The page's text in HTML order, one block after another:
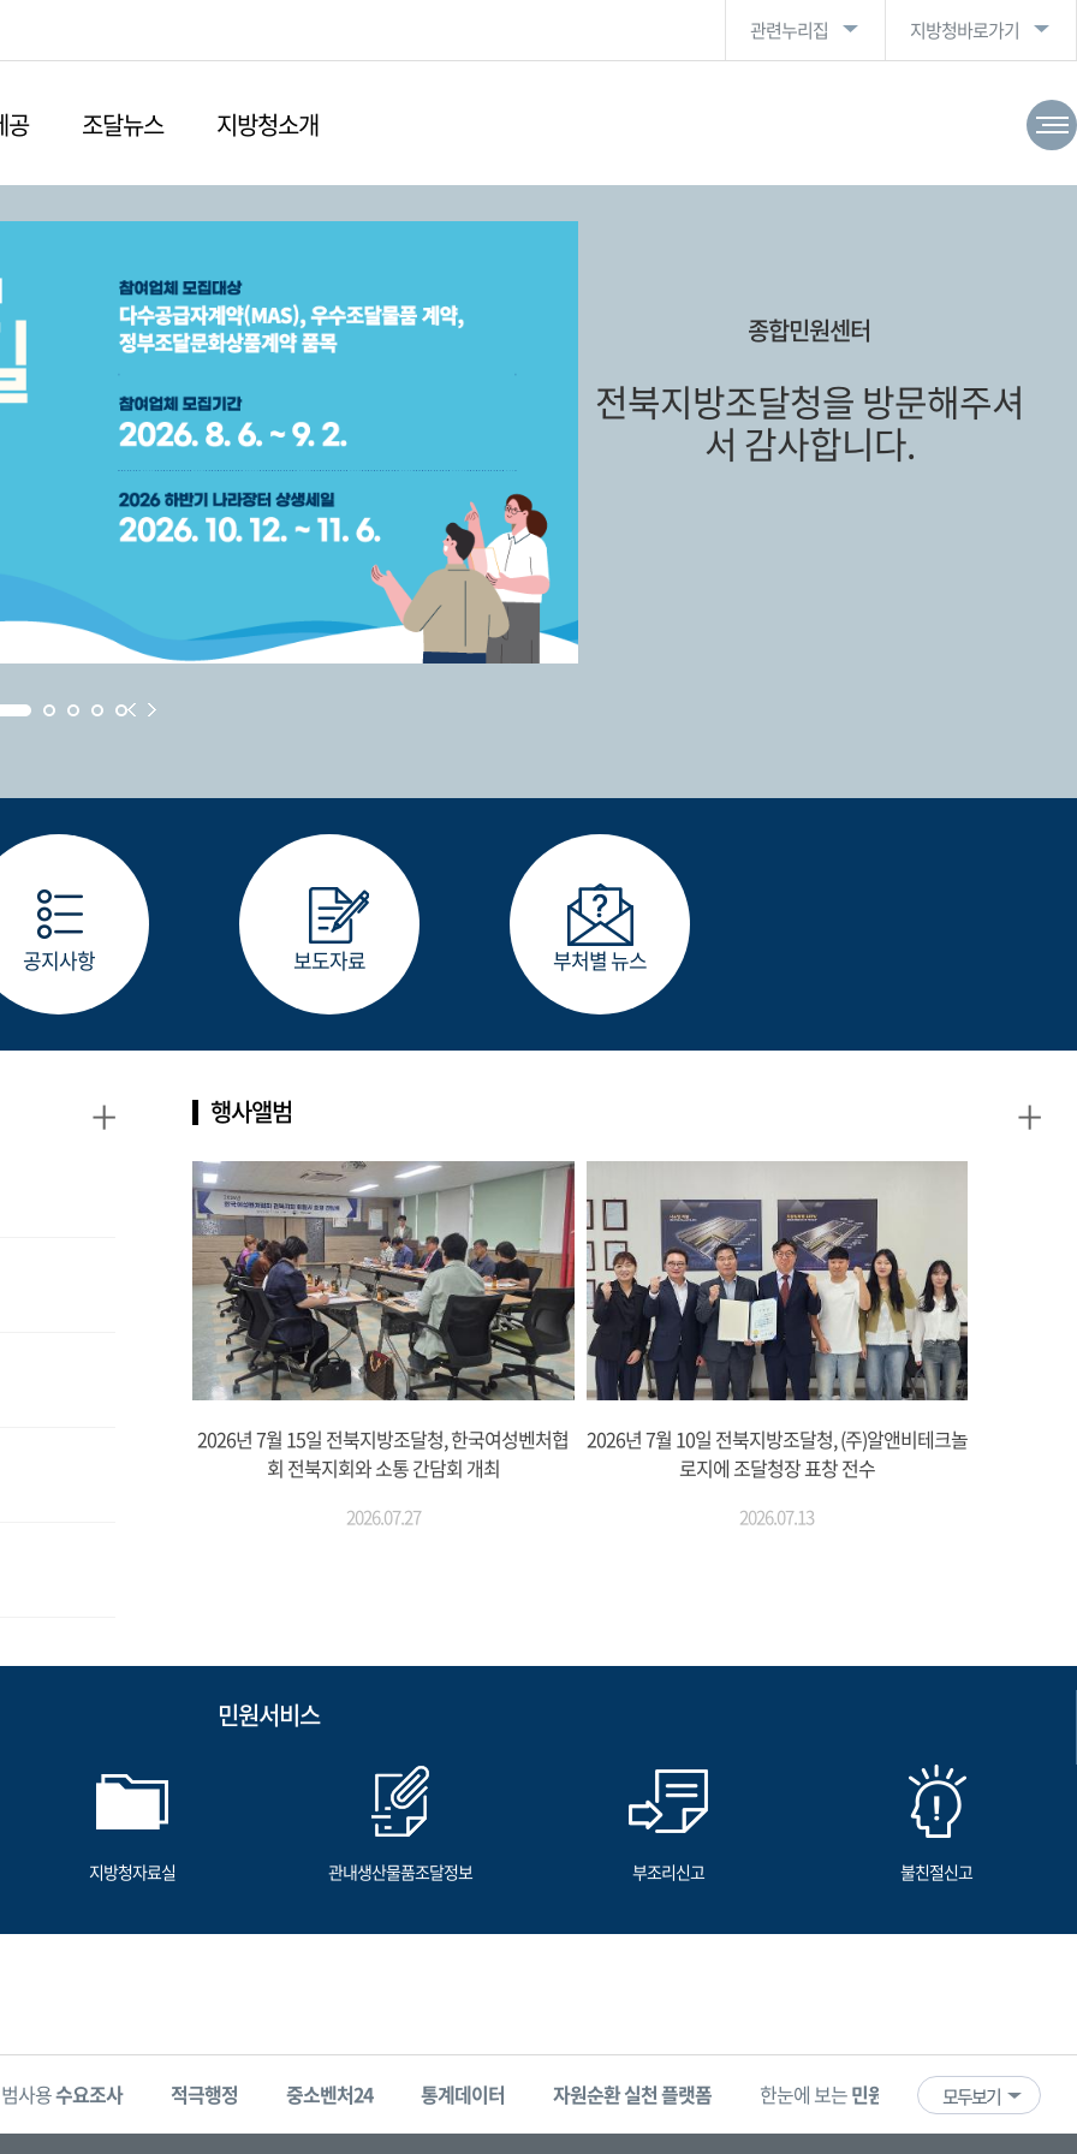
관련누리집 지방청바로가기
공 조달뉴스 지방청소개
종합민원센터
전북지방조달청을 방문해주셔
서 감사합니다.
공지사항 보도자료 부처별 뉴스
+ 행사앨범
2026년 7월 15일 전북지방조달청, 한국여성벤처협
회 전북지회와 소통 간담회 개최
2026.07.27
2026년 7월 10일 전북지방조달청, (주)알앤비테크놀
로지에 조달청장 표창 전수
2026.07.13
+
민원서비스
지방청자료실 관내생산물품조달정보 부조리신고 불친절신고
사용수요조사 적극행정 중소벤처24 통계데이터 자원순환 실천 플랫폼 한눈에 보는민원 빅데이터 기업마당
모두보기